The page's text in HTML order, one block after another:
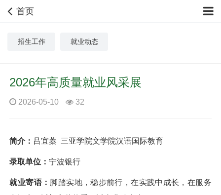
首页
招生工作 就业动态
2026年高质量就业风采展
2026-05-10 32
简介： 吕宜蓁 三亚学院文学院汉语国际教育
录取单位：宁波银行
就业寄语： 脚踏实地，稳步前行，在实践中成长，在服务